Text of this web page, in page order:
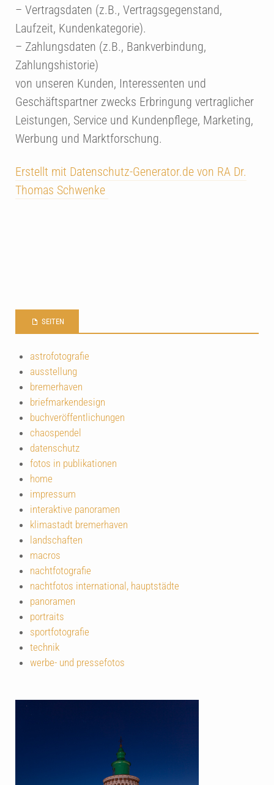
– Vertragsdaten (z.B., Vertragsgegenstand,
Laufzeit, Kundenkategorie).
– Zahlungsdaten (z.B., Bankverbindung,
Zahlungshistorie)
von unseren Kunden, Interessenten und
Geschäftspartner zwecks Erbringung vertraglicher
Leistungen, Service und Kundenpflege, Marketing,
Werbung und Marktforschung.
Erstellt mit Datenschutz-Generator.de von RA Dr.
Thomas Schwenke
SEITEN
astrofotografie
ausstellung
bremerhaven
briefmarkendesign
buchveröffentlichungen
chaospendel
datenschutz
fotos in publikationen
home
impressum
interaktive panoramen
klimastadt bremerhaven
landschaften
macros
nachtfotografie
nachtfotos international, hauptstädte
panoramen
portraits
sportfotografie
technik
werbe- und pressefotos